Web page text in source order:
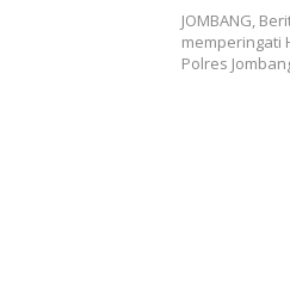
JOMBANG,
memperingati
Polres